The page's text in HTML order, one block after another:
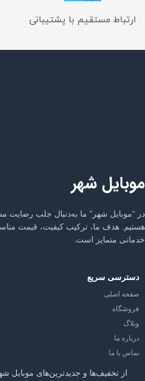
ارتباط مستقیم با پشتیبانی
موبایل شهر
در “موبایل شهر” ما به‌دنبال جلب رضایت
هستیم. هدف ما، ترکیب کیفیت، قیمت
خدماتی متمایز است.
دسترسی سریع
صفحه اصلی
فروشگاه
وبلاگ
درباره ما
تماس با ما
از تخفیف‌ها و جدیدترین‌های موبایل